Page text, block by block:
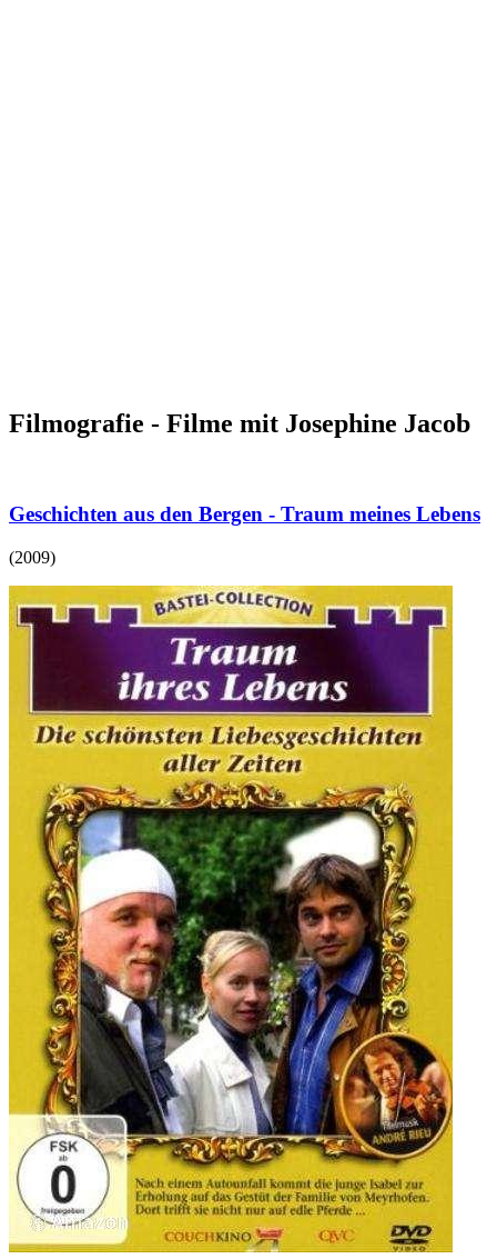
Filmografie - Filme mit Josephine Jacob
Geschichten aus den Bergen - Traum meines Lebens
(2009)